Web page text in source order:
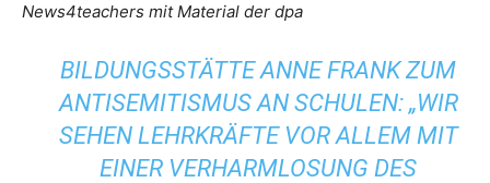
News4teachers mit Material der dpa
BILDUNGSSTÄTTE ANNE FRANK ZUM
ANTISEMITISMUS AN SCHULEN: „WIR
SEHEN LEHRKRÄFTE VOR ALLEM MIT
EINER VERHARMLOSUNG DES